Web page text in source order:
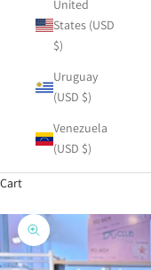
United
States (USD
$)
Uruguay
(USD $)
Venezuela
(USD $)
Cart
Zoom picture